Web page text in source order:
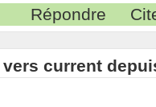
Répondre
vers current